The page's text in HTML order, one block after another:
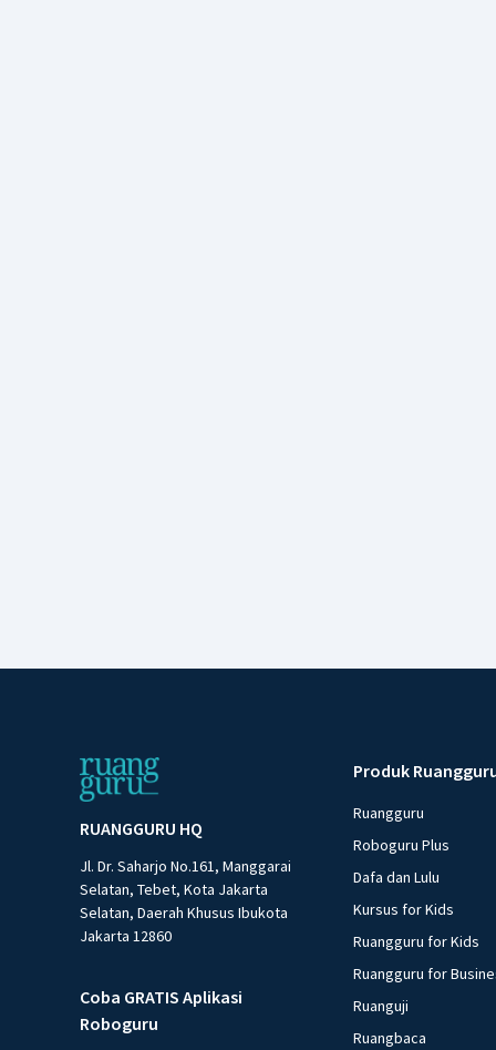
RUANGGURU HQ
Jl. Dr. Saharjo No.161, Manggarai
Selatan, Tebet, Kota Jakarta
Selatan, Daerah Khusus Ibukota
Jakarta 12860
Coba GRATIS Aplikasi
Roboguru
Produk
Ruangguru
Roboguru Plus
Dafa dan Lulu
Kursus for Kids
Ruangguru for Kids
Ruangguru for
Ruanguji
Ruangbaca